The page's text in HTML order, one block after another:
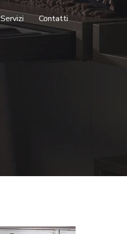
Servizi Contatti